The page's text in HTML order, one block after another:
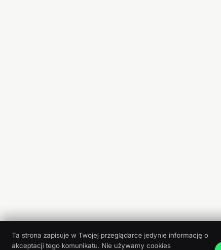
Ta strona zapisuje w Twojej przeglądarce jedynie informację o
akceptacji tego komunikatu. Nie używamy cookies